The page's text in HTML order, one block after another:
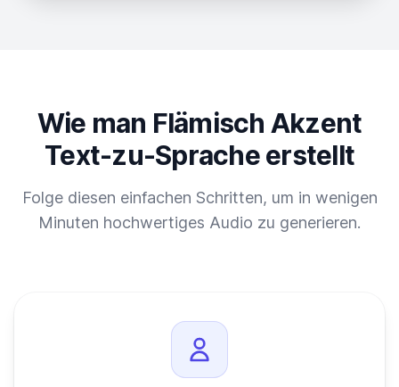
Wie man Flämisch Akzent
Text-zu-Sprache erstellt
Folge diesen einfachen Schritten, um in wenigen
Minuten hochwertiges Audio zu generieren.